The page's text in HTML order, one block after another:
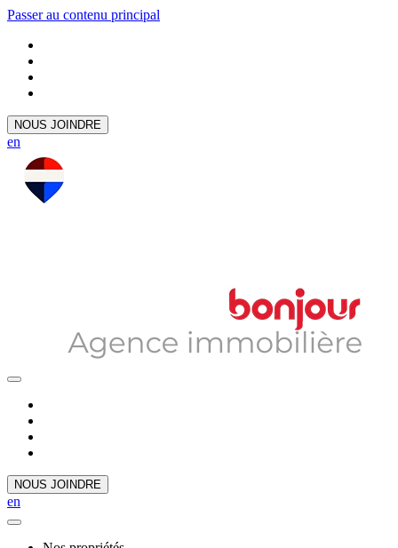
Passer au contenu principal
NOUS JOINDRE
en
NOUS JOINDRE
en